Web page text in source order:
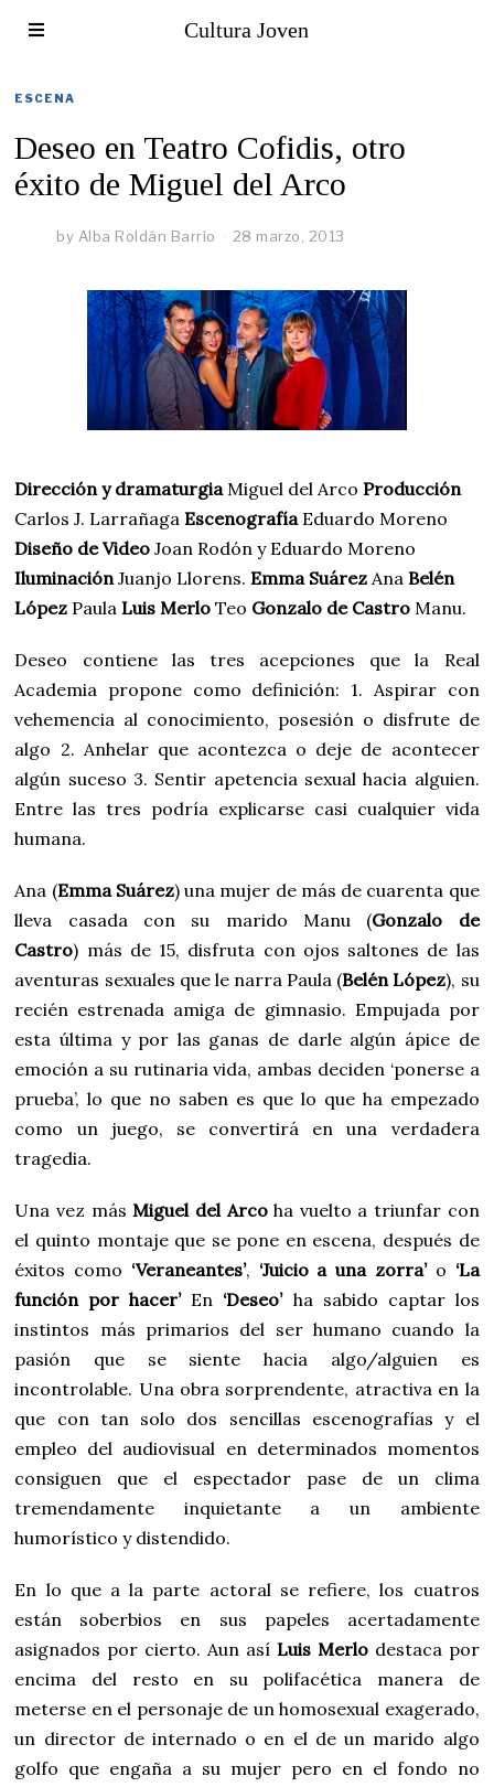
Cultura Joven
ESCENA
Deseo en Teatro Cofidis, otro
éxito de Miguel del Arco
by Alba Roldán Barrio 28 marzo, 2013
Dirección y dramaturgia Miguel del Arco Producción
Carlos J. Larrañaga Escenografía Eduardo Moreno
Diseño de VideoJoan Rodón y Eduardo Moreno
IluminaciónJuanjo Llorens. Emma Suárez Ana Belén
López Paula Luis MerloTeo Gonzalo de Castro Manu.
Deseo contiene las tres acepciones que la Real
Academia propone como definición: 1. Aspirar con
vehemencia al conocimiento, posesión o disfrute de
algo 2. Anhelar que acontezca o deje de acontecer
algún suceso 3. Sentir apetencia sexual hacia alguien.
Entre las tres podría explicarse casi cualquier vida
humana.
Ana (Emma Suárez) una mujer de más de cuarenta que
lleva casada con su marido Manu (Gonzalo de
Castro) más de 15, disfruta con ojos saltones de las
aventuras sexuales que le narra Paula (Belén López), su
recién estrenada amiga de gimnasio. Empujada por
esta última y por las ganas de darle algún ápice de
emoción a su rutinaria vida, ambas deciden ‘ponerse a
prueba’, lo que no saben es que lo que ha empezado
como un juego, se convertirá en una verdadera
tragedia.
Una vez más Miguel del Arcoha vuelto a triunfar con
el quinto montaje que se pone en escena, después de
éxitos como ‘Veraneantes’, ‘Juicio a una zorra’ o ‘La
función por hacer’ En ‘Deseo’ha sabido captar los
instintos más primarios del ser humano cuando la
pasión que se siente hacia algo/alguien es
incontrolable. Una obra sorprendente, atractiva en la
que con tan solo dos sencillas escenografías y el
empleo del audiovisual en determinados momentos
consiguen que el espectador pase de un clima
tremendamente inquietante a un ambiente
humorístico y distendido.
En lo que a la parte actoral se refiere, los cuatros
están soberbios en sus papeles acertadamente
asignados por cierto. Aun así Luis Merlodestaca por
encima del resto en su polifacética manera de
meterse en el personaje de un homosexual exagerado,
un director de internado o en el de un marido algo
golfo que engaña a su mujer pero en el fondo no